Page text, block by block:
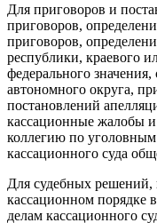
Для приговоров и
приговоров,
приговоров,
республики, краевого
федерального
автономного округа,
постановлений
кассационные жалобы
коллегию по
кассационного суда
Для судебных
кассационном порядке
делам кассационного